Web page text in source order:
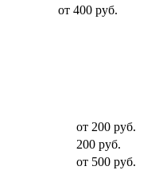
от 400 руб.
от 200 руб.
200 руб.
от 500 руб.